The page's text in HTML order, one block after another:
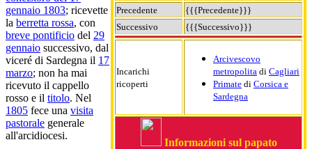
Precedente
{{{Precedente}}}
Successivo
{{{Successivo}}}
Incarichi
ricoperti
Arcivescovo
metropolita di Cagliari
Primate di Corsica e
Sardegna
Informazioni sul papato
gennaio 1803; ricevette
la berretta rossa, con
breve pontificio del 29
gennaio successivo, dal
viceré di Sardegna il 17
marzo; non ha mai
ricevuto il cappello
rosso e il titolo. Nel
1805 fece una visita
pastorale generale
all'arcidiocesi.